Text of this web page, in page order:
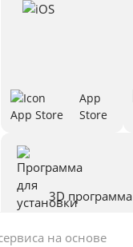
на основе
App
Store
3D программа